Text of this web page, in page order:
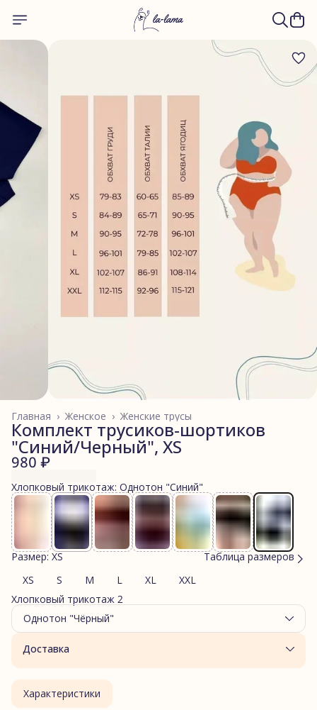
Женские трусы
Женское ›
Главная ›
Комплект трусиков-шортиков
"Синий/Черный", XS
980 ₽
Хлопковый трикотаж: Однотон "Синий"
Размер: XS
Таблица размеров
XS
S M L XL
XXL
Хлопковый трикотаж 2
Однотон "Чёрный"
Доставка
Характеристики